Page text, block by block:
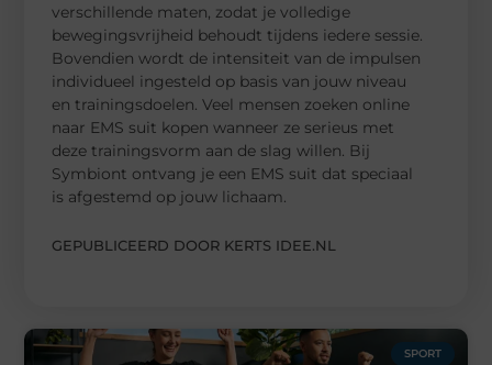
verschillende maten, zodat je volledige
bewegingsvrijheid behoudt tijdens iedere sessie.
Bovendien wordt de intensiteit van de impulsen
individueel ingesteld op basis van jouw niveau
en trainingsdoelen. Veel mensen zoeken online
naar EMS suit kopen wanneer ze serieus met
deze trainingsvorm aan de slag willen. Bij
Symbiont ontvang je een EMS suit dat speciaal
is afgestemd op jouw lichaam.
GEPUBLICEERD DOOR KERTS IDEE.NL
SPORT